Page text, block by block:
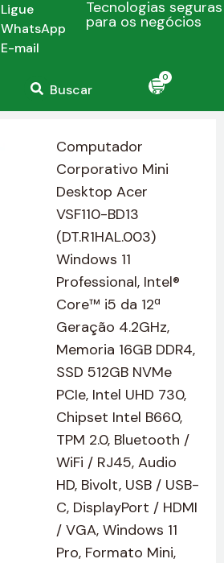
Ligue
WhatsApp
E-mail
Tecnologias seguras
para os negócios
Buscar
0
Computador
Corporativo Mini
Desktop Acer
VSF110-BD13
(DT.R1HAL.003)
Windows 11
Professional, Intel®
Core™ i5 da 12ª
Geração 4.2GHz,
Memoria 16GB DDR4,
SSD 512GB NVMe
PCIe, Intel UHD 730,
Chipset Intel B660,
TPM 2.0, Bluetooth /
WiFi / RJ45, Audio
HD, Bivolt, USB / USB-
C, DisplayPort / HDMI
/ VGA, Windows 11
Pro, Formato Mini,